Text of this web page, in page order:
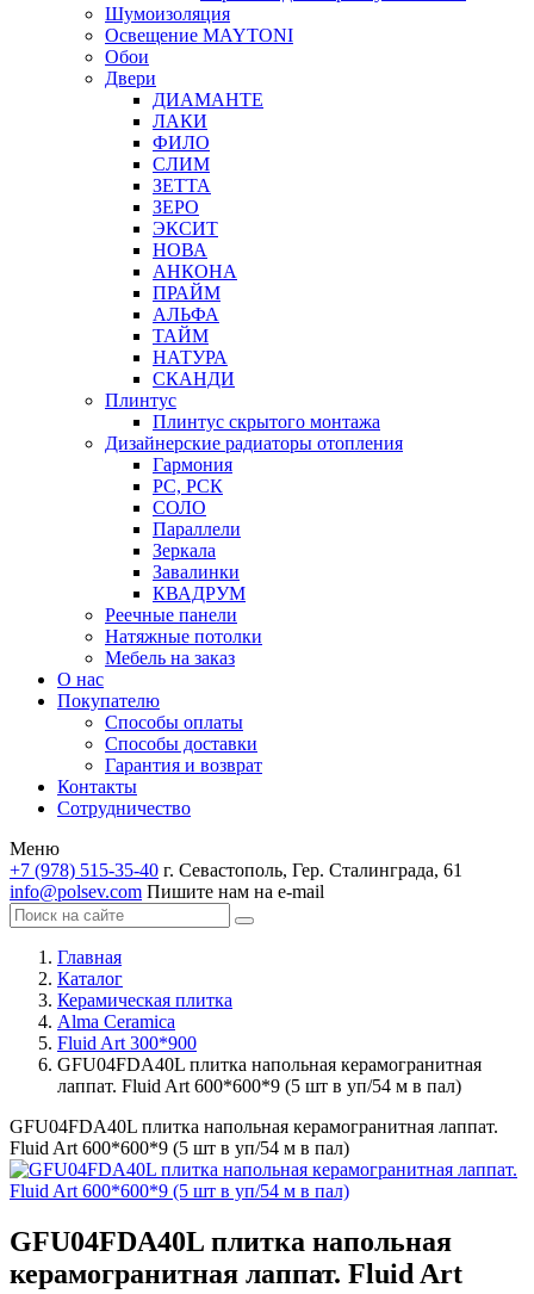
Шумоизоляция
Освещение MAYTONI
Обои
Двери
ДИАМАНТЕ
ЛАКИ
ФИЛО
СЛИМ
ЗЕТТА
ЗЕРО
ЭКСИТ
НОВА
АНКОНА
ПРАЙМ
АЛЬФА
ТАЙМ
НАТУРА
СКАНДИ
Плинтус
Плинтус скрытого монтажа
Дизайнерские радиаторы отопления
Гармония
РС, РСК
СОЛО
Параллели
Зеркала
Завалинки
КВАДРУМ
Реечные панели
Натяжные потолки
Мебель на заказ
О нас
Покупателю
Способы оплаты
Способы доставки
Гарантия и возврат
Контакты
Сотрудничество
Меню
+7 (978) 515-35-40 г. Севастополь, Гер. Сталинграда, 61
info@polsev.com Пишите нам на e-mail
Главная
Каталог
Керамическая плитка
Alma Ceramica
Fluid Art 300*900
GFU04FDA40L плитка напольная керамогранитная
лаппат. Fluid Art 600*600*9 (5 шт в уп/54 м в пал)
GFU04FDA40L плитка напольная керамогранитная лаппат.
Fluid Art 600*600*9 (5 шт в уп/54 м в пал)
GFU04FDA40L плитка напольная
керамогранитная лаппат. Fluid Art